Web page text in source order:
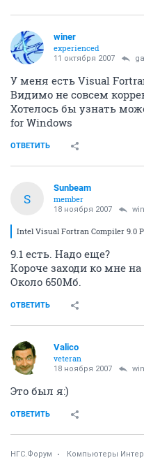
winer
experienced
11 октября 2007
У меня есть Visual
Видимо не совсем
Хотелось бы узнать
for Windows
ОТВЕТИТЬ
S
Sunbeam
member
18 ноября 2007
Intel Visual Fortran Compiler 9.0
9.1 есть. Надо еще?
Короче заходи ко мне
Около 650Мб.
ОТВЕТИТЬ
Valico
veteran
18 ноября 2007
Это был я:)
ОТВЕТИТЬ
НГС.Форум Компьютеры